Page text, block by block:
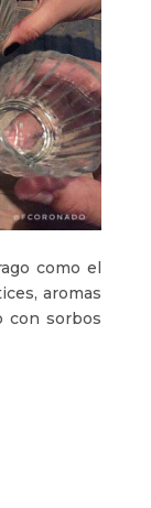
como el
aromas
con sorbos